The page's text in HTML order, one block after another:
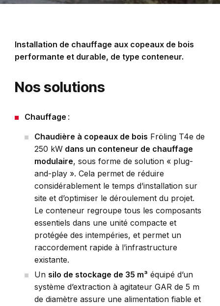
Installation de chauffage aux copeaux de bois
performante et durable, de type conteneur.
Nos solutions
Chauffage :
Chaudière à copeaux de bois Fröling T4e de
250 kW dans un conteneur de chauffage
modulaire, sous forme de solution « plug-
and-play ». Cela permet de réduire
considérablement le temps d’installation sur
site et d’optimiser le déroulement du projet.
Le conteneur regroupe tous les composants
essentiels dans une unité compacte et
protégée des intempéries, et permet un
raccordement rapide à l’infrastructure
existante.
Un silo de stockage de 35 m³ équipé d’un
système d’extraction à agitateur GAR de 5 m
de diamètre assure une alimentation fiable et